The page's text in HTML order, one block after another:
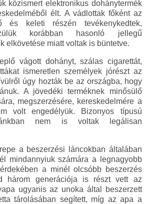
közismert elektronikus dohánytermék
élt. A vádlottak főként az
és keleti részén tevékenykedtek,
korábban hasonló jellegű
elkövetése miatt voltak is büntetve.
vágott dohányt, szálas cigarettát,
ismeretlen személyek jórészt az
úgy hozták be az országba, hogy
A jövedéki terméknek minősülő
megszerzésére, kereskedelmére a
volt engedélyük. Bizonyos típusú
nem is voltak legálisan
a beszerzési láncokban általában
mindannyiuk számára a legnagyobb
a minél olcsóbb beszerzés
három generációja is részt vett az
ugyanis az unoka által beszerzett
tárolásában segített, míg az apa a